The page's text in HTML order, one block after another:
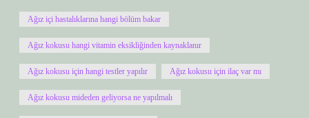
Ağız içi hastalıklarına hangi bölüm bakar
Ağız kokusu hangi vitamin eksikliğinden kaynaklanır
Ağız kokusu için hangi testler yapılır Ağız kokusu için ilaç var mı
Ağız kokusu mideden geliyorsa ne yapılmalı